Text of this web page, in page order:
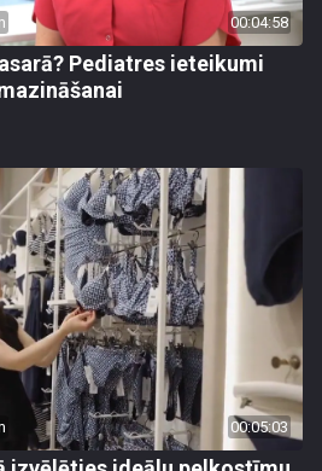
00:04:58
Pediatres ieteikumi
00:05:03